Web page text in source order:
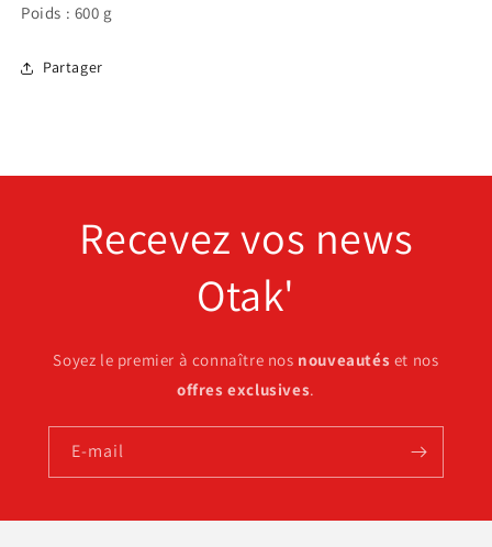
Poids : 600 g
Partager
Recevez vos news
Otak'
Soyez le premier à connaître nos nouveautés et nos
offres exclusives.
E-mail